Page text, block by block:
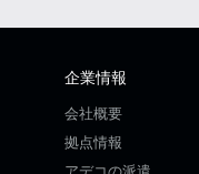
企業情報
会社概要
拠点情報